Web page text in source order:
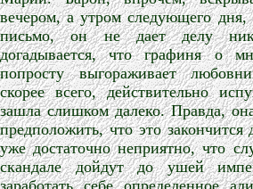
вечером, а утром следующего дня,
письмо, он не дает делу
догадывается, что графиня о
попросту выгораживает
скорее всего, действительно
зашла слишком далеко. Правда,
предположить, что это
уже достаточно неприятно, что
скандале дойдут до ушей
заработать себе определенное